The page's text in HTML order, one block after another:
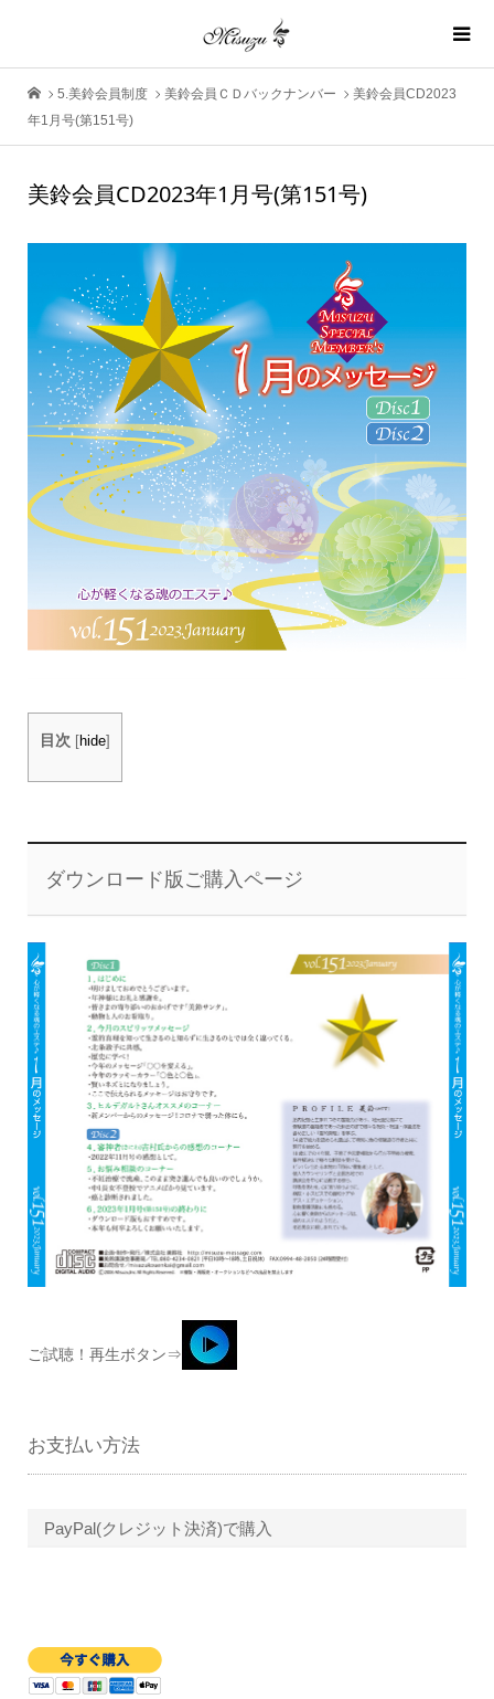
5.美鈴会員制度 美鈴会員ＣＤバックナンバー
美鈴会員CD2023
年1月号(第151号)
美鈴会員CD2023年1月号(第151号)
目次 [hide]
ダウンロード版ご購入ページ
ご試聴！再生ボタン⇒
お支払い方法
PayPal(クレジット決済)で購入